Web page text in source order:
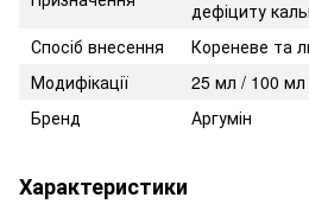
дефіциту
Спосіб внесення
Кореневе та
Модифікації
25 мл / 100 мл
Бренд
Аргумін
Характеристики